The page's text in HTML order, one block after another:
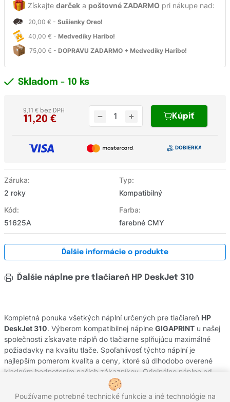
Získajte darček a poštovné ZADARMO pri nákupe nad:
20,00 € - Sušienky Oreo!
40,00 € - Medvedíky Haribo!
75,00 € - DOPRAVU ZADARMO + Medvedíky Haribo!
Záruka:
2 roky
Typ:
Kompatibilný
Kód:
51625A
Farba:
farebné CMY
Skladom - 10 ks
11,20 €
9,11 € bez DPH
Kúpiť
Ďalšie informácie o produkte
Ďalšie náplne pre tlačiareň HP DeskJet 310
Kompletná ponuka všetkých náplní určených pre tlačiareň HP
DeskJet 310. Výberom kompatibilnej náplne GIGAPRINT u našej
společnosti získavate náplň do tlačiarne splňujúcu maximálné
požiadavky na kvalitu tlače. Spoľahlivosť týchto náplní je
najlepším pomerom kvalita a ceny, ktoré sú dlhodobo overené
kladným hodnotením našich zákazníkov. Originálne náplne od
pochádzajú z oficiálnej slovenskej distribúcie s
garanciou pôvodu. Potrebujete poradiť s výberom náplní do Vašej
Používame potrebné technické funkcie a iné technológie na